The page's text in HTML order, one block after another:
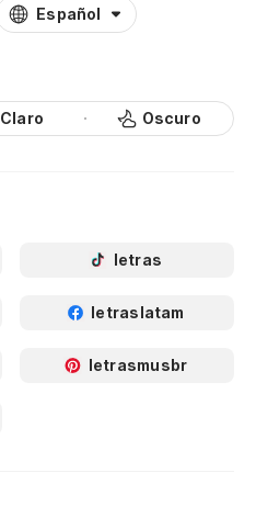
Español
Claro Oscuro
letras
letraslatam
letrasmusbr